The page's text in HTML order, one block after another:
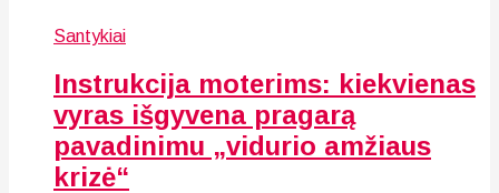
Santykiai
Instrukcija moterims: kiekvienas
vyras išgyvena pragarą
pavadinimu „vidurio amžiaus
krizė“